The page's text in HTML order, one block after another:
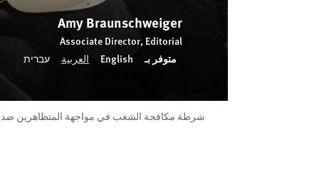
Amy Braunschweiger
Associate Director, Editorial
متوفر بـ
English العربية עברית
شرطة مكافحة الشغب في مواجهة المتظاهرين ضد التنسيق الأمني